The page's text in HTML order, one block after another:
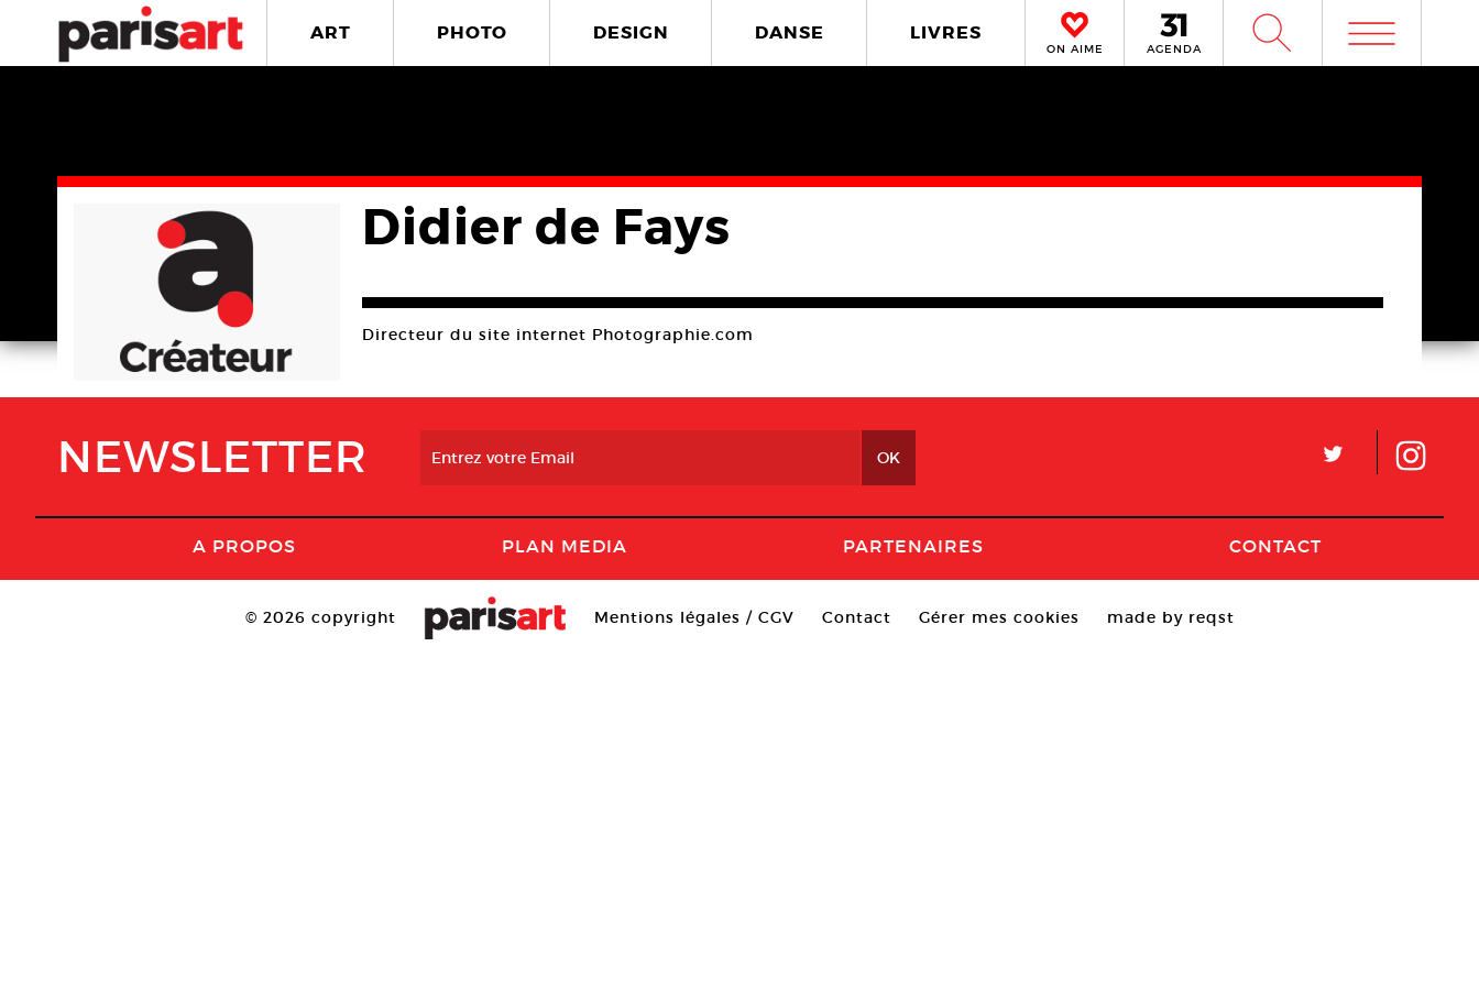
ART PHOTO DESIGN DANSE LIVRES
ON AIME AGENDA W m
Didier de Fays
Directeur du site internet Photographie.com
NEWSLETTER L
A PROPOS PLAN MEDIA PARTENAIRES CONTACT
© 2026 copyright Mentions légales / CGV Contact Gérer mes cookies made by reqst